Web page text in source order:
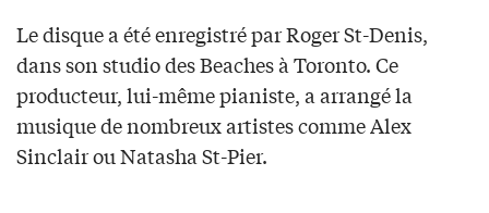
Le disque a été enregistré par Roger St-Denis,
dans son studio des Beaches à Toronto. Ce
producteur, lui-même pianiste, a arrangé la
musique de nombreux artistes comme Alex
Sinclair ou Natasha St-Pier.